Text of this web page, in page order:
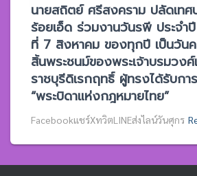
นายสถิตย์ ศรีสงคราม ปลัดเทศ
ร้อยเอ็ด ร่วมงานวันรพี ประจ
ที่ 7 สิงหาคม ของทุกปี เป็นวัน
สิ้นพระชนม์ของพระเจ้าบรมวง
ราชบุรีดิเรกฤทธิ์ ผู้ทรงได้รับกา
“พระบิดาแห่งกฎหมายไทย”
Facebookแชร์XทวิตLINEส่งไลน์วันศุกร